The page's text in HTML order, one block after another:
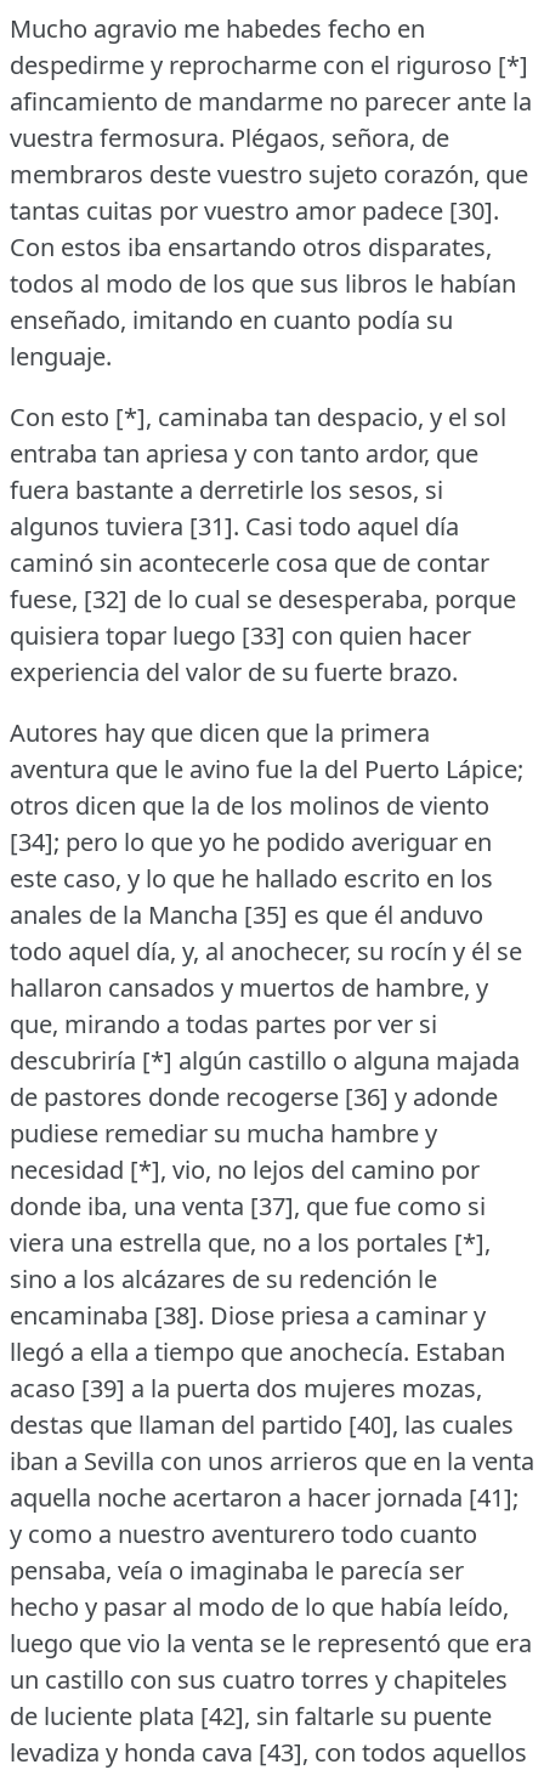
Mucho agravio me habedes fecho en
despedirme y reprocharme con el riguroso [*]
afincamiento de mandarme no parecer ante la
vuestra fermosura. Plégaos, señora, de
membraros deste vuestro sujeto corazón, que
tantas cuitas por vuestro amor padece [30].
Con estos iba ensartando otros disparates,
todos al modo de los que sus libros le habían
enseñado, imitando en cuanto podía su
lenguaje.
Con esto [*], caminaba tan despacio, y el sol
entraba tan apriesa y con tanto ardor, que
fuera bastante a derretirle los sesos, si
algunos tuviera [31]. Casi todo aquel día
caminó sin acontecerle cosa que de contar
fuese, [32] de lo cual se desesperaba, porque
quisiera topar luego [33] con quien hacer
experiencia del valor de su fuerte brazo.
Autores hay que dicen que la primera
aventura que le avino fue la del Puerto Lápice;
otros dicen que la de los molinos de viento
[34]; pero lo que yo he podido averiguar en
este caso, y lo que he hallado escrito en los
anales de la Mancha [35] es que él anduvo
todo aquel día, y, al anochecer, su rocín y él se
hallaron cansados y muertos de hambre, y
que, mirando a todas partes por ver si
descubriría [*] algún castillo o alguna majada
de pastores donde recogerse [36] y adonde
pudiese remediar su mucha hambre y
necesidad [*], vio, no lejos del camino por
donde iba, una venta [37], que fue como si
viera una estrella que, no a los portales [*],
sino a los alcázares de su redención le
encaminaba [38]. Diose priesa a caminar y
llegó a ella a tiempo que anochecía. Estaban
acaso [39] a la puerta dos mujeres mozas,
destas que llaman del partido [40], las cuales
iban a Sevilla con unos arrieros que en la venta
aquella noche acertaron a hacer jornada [41];
y como a nuestro aventurero todo cuanto
pensaba, veía o imaginaba le parecía ser
hecho y pasar al modo de lo que había leído,
luego que vio la venta se le representó que era
un castillo con sus cuatro torres y chapiteles
de luciente plata [42], sin faltarle su puente
levadiza y honda cava [43], con todos aquellos